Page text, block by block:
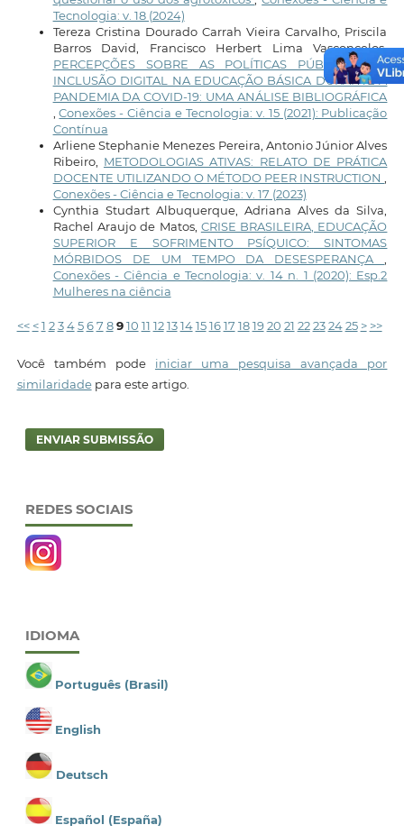
Tecnologia: v. 18 (2024)
Tereza Cristina Dourado Carrah Vieira Carvalho, Priscila
Barros David, Francisco Herbert Lima Vasconcelos,
PERCEPÇÕES SOBRE AS POLÍTICAS PÚBLICAS DE
INCLUSÃO DIGITAL NA EDUCAÇÃO BÁSICA DURANTE A
PANDEMIA DA COVID-19: UMA ANÁLISE BIBLIOGRÁFICA
,Conexões - Ciência e Tecnologia: v. 15 (2021): Publicação
Contínua
Arliene Stephanie Menezes Pereira, Antonio Júnior Alves
Ribeiro, METODOLOGIAS ATIVAS: RELATO DE PRÁTICA
DOCENTE UTILIZANDO O MÉTODO PEER INSTRUCTION
Conexões - Ciência e Tecnologia: v. 17 (2023)
Cynthia Studart Albuquerque, Adriana Alves da Silva,
Rachel Araujo de Matos, CRISE BRASILEIRA, EDUCAÇÃO
SUPERIOR E SOFRIMENTO PSÍQUICO: SINTOMAS
MÓRBIDOS DE UM TEMPO DA DESESPERANÇA
Conexões - Ciência e Tecnologia: v. 14 n. 1 (2020): Esp.2
Mulheres na ciência
<< < 1 2 3 4 5 6 7 8 9 10 11 12 13 14 15 16 17 18 19 20 21 22 23 24 25 > >>
Você também pode iniciar uma pesquisa avançada por
similaridadepara este artigo.
ENVIAR SUBMISSÃO
REDES SOCIAIS
IDIOMA
Português (Brasil)
English
Deutsch
Español (España)